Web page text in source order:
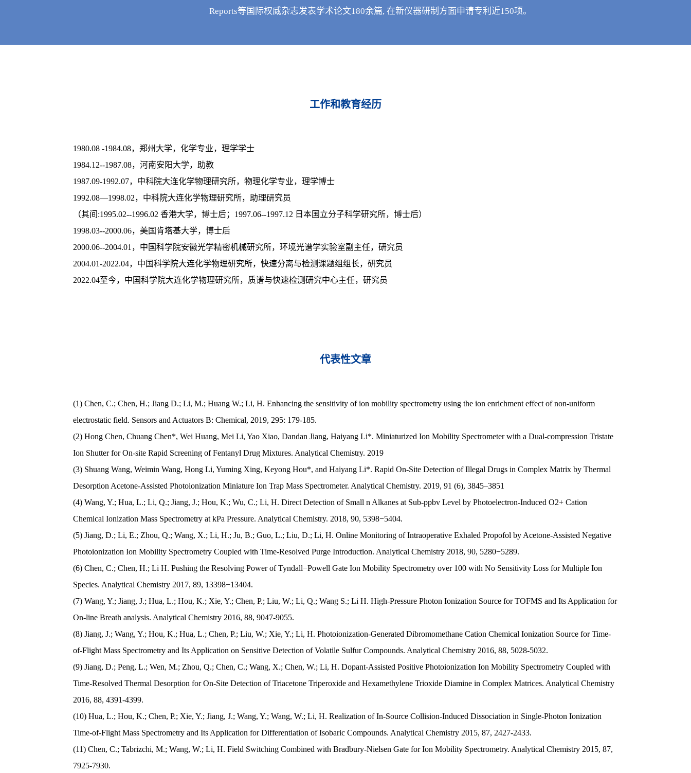
Reports等国际权威杂志发表学术论文180余篇, 在新仪器研制方面申请专利近150项。
工作和教育经历
1980.08 -1984.08，郑州大学，化学专业，理学学士
1984.12--1987.08，河南安阳大学，助教
1987.09-1992.07，中科院大连化学物理研究所，物理化学专业，理学博士
1992.08—1998.02，中科院大连化学物理研究所，助理研究员
（其间:1995.02--1996.02 香港大学，博士后；1997.06--1997.12 日本国立分子科学研究所，博士后）
1998.03--2000.06，美国肯塔基大学，博士后
2000.06--2004.01，中国科学院安徽光学精密机械研究所，环境光谱学实验室副主任，研究员
2004.01-2022.04，中国科学院大连化学物理研究所，快速分离与检测课题组组长，研究员
2022.04至今，中国科学院大连化学物理研究所，质谱与快速检测研究中心主任，研究员
代表性文章
(1) Chen, C.; Chen, H.; Jiang D.; Li, M.; Huang W.; Li, H. Enhancing the sensitivity of ion mobility spectrometry using the ion enrichment effect of non-uniform
electrostatic field. Sensors and Actuators B: Chemical, 2019, 295: 179-185.
(2) Hong Chen, Chuang Chen*, Wei Huang, Mei Li, Yao Xiao, Dandan Jiang, Haiyang Li*. Miniaturized Ion Mobility Spectrometer with a Dual-compression Tristate
Ion Shutter for On-site Rapid Screening of Fentanyl Drug Mixtures. Analytical Chemistry. 2019
(3) Shuang Wang, Weimin Wang, Hong Li, Yuming Xing, Keyong Hou*, and Haiyang Li*. Rapid On-Site Detection of Illegal Drugs in Complex Matrix by Thermal
Desorption Acetone-Assisted Photoionization Miniature Ion Trap Mass Spectrometer. Analytical Chemistry. 2019, 91 (6), 3845–3851
(4) Wang, Y.; Hua, L.; Li, Q.; Jiang, J.; Hou, K.; Wu, C.; Li, H. Direct Detection of Small n Alkanes at Sub-ppbv Level by Photoelectron-Induced O2+ Cation
Chemical Ionization Mass Spectrometry at kPa Pressure. Analytical Chemistry. 2018, 90, 5398−5404.
(5) Jiang, D.; Li, E.; Zhou, Q.; Wang, X.; Li, H.; Ju, B.; Guo, L.; Liu, D.; Li, H. Online Monitoring of Intraoperative Exhaled Propofol by Acetone-Assisted Negative
Photoionization Ion Mobility Spectrometry Coupled with Time-Resolved Purge Introduction. Analytical Chemistry 2018, 90, 5280−5289.
(6) Chen, C.; Chen, H.; Li H. Pushing the Resolving Power of Tyndall−Powell Gate Ion Mobility Spectrometry over 100 with No Sensitivity Loss for Multiple Ion
Species. Analytical Chemistry 2017, 89, 13398−13404.
(7) Wang, Y.; Jiang, J.; Hua, L.; Hou, K.; Xie, Y.; Chen, P.; Liu, W.; Li, Q.; Wang S.; Li H. High-Pressure Photon Ionization Source for TOFMS and Its Application for
On-line Breath analysis. Analytical Chemistry 2016, 88, 9047-9055.
(8) Jiang, J.; Wang, Y.; Hou, K.; Hua, L.; Chen, P.; Liu, W.; Xie, Y.; Li, H. Photoionization-Generated Dibromomethane Cation Chemical Ionization Source for Time-
of-Flight Mass Spectrometry and Its Application on Sensitive Detection of Volatile Sulfur Compounds. Analytical Chemistry 2016, 88, 5028-5032.
(9) Jiang, D.; Peng, L.; Wen, M.; Zhou, Q.; Chen, C.; Wang, X.; Chen, W.; Li, H. Dopant-Assisted Positive Photoionization Ion Mobility Spectrometry Coupled with
Time-Resolved Thermal Desorption for On-Site Detection of Triacetone Triperoxide and Hexamethylene Trioxide Diamine in Complex Matrices. Analytical Chemistry
2016, 88, 4391-4399.
(10) Hua, L.; Hou, K.; Chen, P.; Xie, Y.; Jiang, J.; Wang, Y.; Wang, W.; Li, H. Realization of In-Source Collision-Induced Dissociation in Single-Photon Ionization
Time-of-Flight Mass Spectrometry and Its Application for Differentiation of Isobaric Compounds. Analytical Chemistry 2015, 87, 2427-2433.
(11) Chen, C.; Tabrizchi, M.; Wang, W.; Li, H. Field Switching Combined with Bradbury-Nielsen Gate for Ion Mobility Spectrometry. Analytical Chemistry 2015, 87,
7925-7930.